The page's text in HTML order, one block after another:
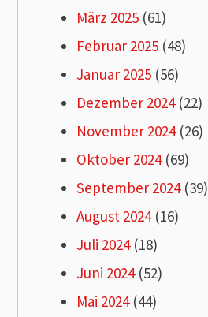
März 2025 (61)
Februar 2025 (48)
Januar 2025 (56)
Dezember 2024(22)
November 2024(26)
Oktober 2024(69)
September 2024(39)
August 2024(16)
Juli 2024(18)
Juni 2024(52)
Mai 2024(44)